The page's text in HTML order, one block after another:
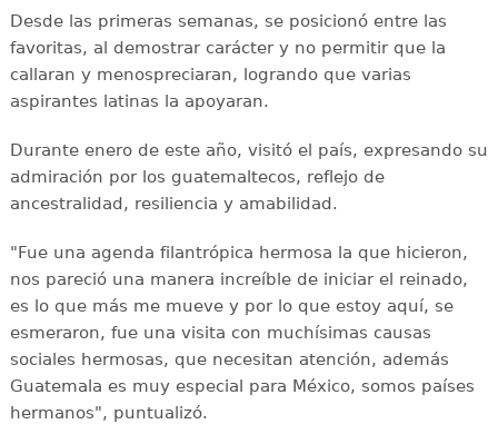
Desde las primeras semanas, se posicionó entre las
favoritas, al demostrar carácter y no permitir que la
callaran y menospreciaran, logrando que varias
aspirantes latinas la apoyaran.
Durante enero de este año, visitó el país, expresando su
admiración por los guatemaltecos, reflejo de
ancestralidad, resiliencia y amabilidad.
"Fue una agenda filantrópica hermosa la que hicieron,
nos pareció una manera increíble de iniciar el reinado,
es lo que más me mueve y por lo que estoy aquí, se
esmeraron, fue una visita con muchísimas causas
sociales hermosas, que necesitan atención, además
Guatemala es muy especial para México, somos países
hermanos", puntualizó.